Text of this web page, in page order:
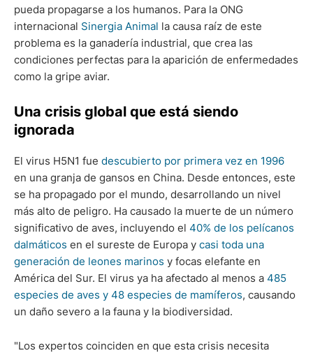
pueda propagarse a los humanos. Para la ONG
internacional Sinergia Animal la causa raíz de este
problema es la ganadería industrial, que crea las
condiciones perfectas para la aparición de enfermedades
como la gripe aviar.
Una crisis global que está siendo
ignorada
El virus H5N1 fue descubierto por primera vez en 1996
en una granja de gansos en China. Desde entonces, este
se ha propagado por el mundo, desarrollando un nivel
más alto de peligro. Ha causado la muerte de un número
significativo de aves, incluyendo el 40% de los pelícanos
dalmáticos en el sureste de Europa y casi toda una
generación de leones marinos y focas elefante en
América del Sur. El virus ya ha afectado al menos a 485
especies de aves y 48 especies de mamíferos, causando
un daño severo a la fauna y la biodiversidad.
"Los expertos coinciden en que esta crisis necesita